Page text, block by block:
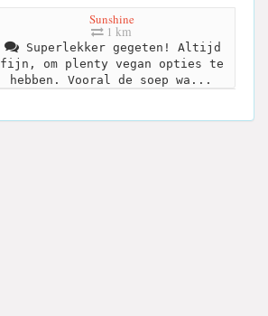
Sunshine
1 km
Superlekker gegeten! Altijd
fijn, om plenty vegan opties te
hebben. Vooral de soep wa...